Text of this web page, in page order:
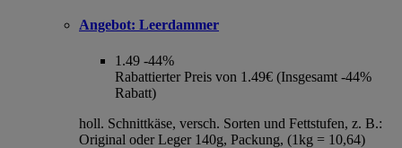
Angebot: Leerdammer
1.49 -44%
Rabattierter Preis von 1.49€ (Insgesamt -44%
Rabatt)
holl. Schnittkäse, versch. Sorten und Fettstufen, z. B.:
Original oder Leger 140g, Packung, (1kg = 10,64)